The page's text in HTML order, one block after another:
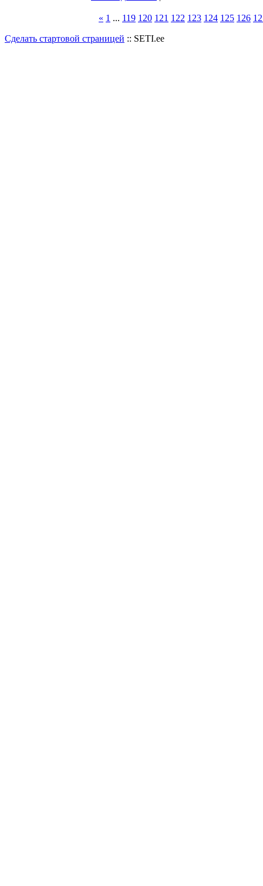
« 1 ... 119 120 121 122 123 124 125 126
Сделать стартовой страницей :: SETI.ee